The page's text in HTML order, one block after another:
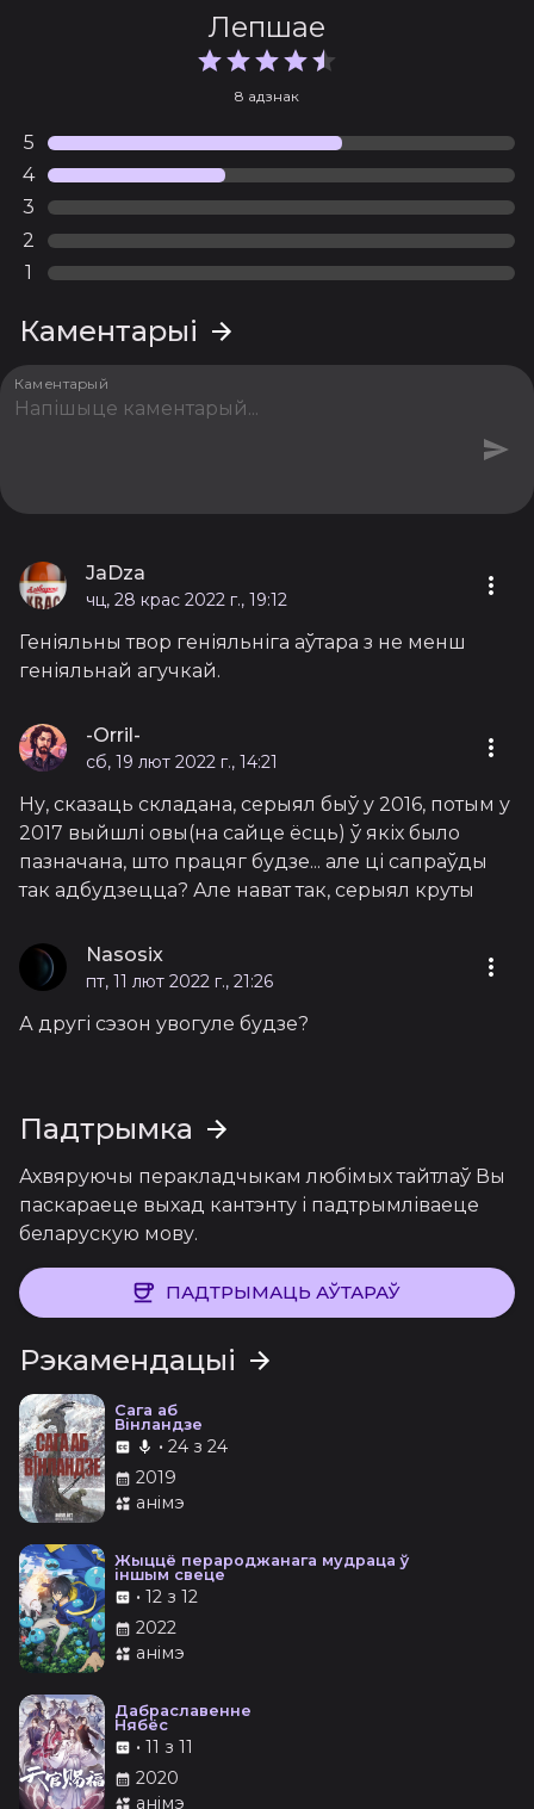
Лепшае
8 адзнак
5
4
3
2
1
Каментарыі
Каментарый
JaDza
чц, 28 крас 2022 г., 19:12
Геніяльны твор геніяльніга аўтара з не менш
геніяльнай агучкай.
-Orril-
сб, 19 лют 2022 г., 14:21
Ну, сказаць складана, серыял быў у 2016, потым у
2017 выйшлі овы(на сайце ёсць) ў якіх было
пазначана, што працяг будзе... але ці сапраўды
так адбудзецца? Але нават так, серыял круты
Nasosix
пт, 11 лют 2022 г., 21:26
А другі сэзон увогуле будзе?
Падтрымка
Ахвяруючы перакладчыкам любімых тайтлаў Вы
паскараеце выхад кантэнту і падтрымліваеце
беларускую мову.
ПАДТРЫМАЦЬ АЎТАРАЎ
Рэкамендацыі
Сага аб
Вінландзе
• 24 з 24
2019
анімэ
Жыццё перароджанага мудраца ў
іншым свеце
• 12 з 12
2022
анімэ
Дабраславенне
Нябёс
• 11 з 11
2020
анімэ